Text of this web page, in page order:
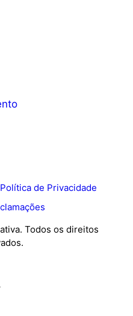
Política de Privacidade
Todos os direitos